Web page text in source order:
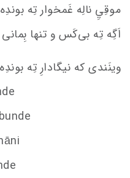
موقِيِ‌ نالِه غَمخوار تِه بوندِه
اَگِه تِه بی‌کَس و تنها بِمانی
وینَندی که نیگادارِ تِه